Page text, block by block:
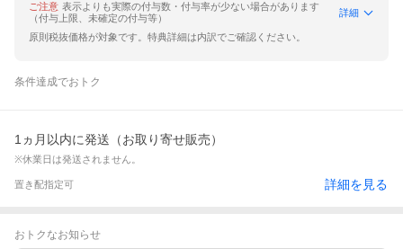
ご注意 表示よりも実際の付与数・付与率が少ない場合があります
（付与上限、未確定の付与等）
詳細
原則税抜価格が対象です。特典詳細は内訳でご確認ください。
条件達成でおトク
1ヵ月以内に発送（お取り寄せ販売）
※休業日は発送されません。
置き配指定可 詳細を見る
おトクなお知らせ